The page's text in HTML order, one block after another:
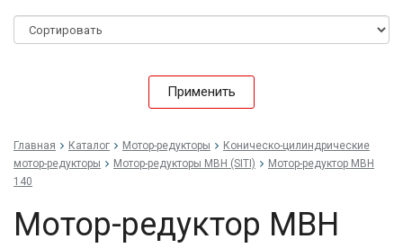
Применить
Главная Каталог Мотор-редукторы
Коническо-цилиндрические
мотор-редукторы
Мотор-редукторы MBH (SITI)
Мотор-редуктор MBH
140
Мотор-редуктор MBH